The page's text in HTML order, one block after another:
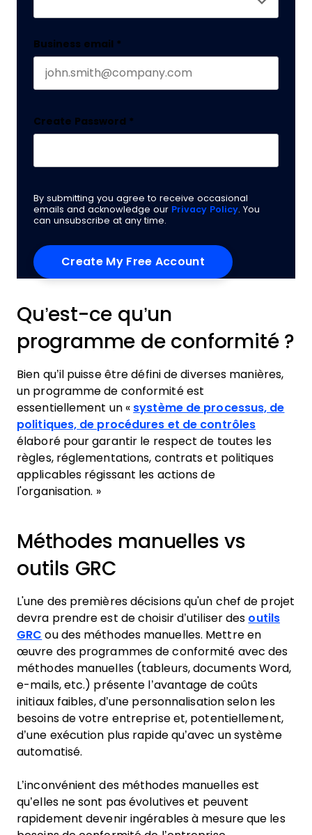
Business email *
Create Password *
By submitting you agree to receive occasional
emails and acknowledge our Privacy Policy. You
can unsubscribe at any time.
Qu’est-ce qu’un
programme de conformité ?
Bien qu’il puisse être défini de diverses manières,
un programme de conformité est
essentiellement un « système de processus, de
politiques, de procédures et de contrôles
élaboré pour garantir le respect de toutes les
règles, réglementations, contrats et politiques
applicables régissant les actions de
l'organisation. »
Méthodes manuelles vs
outils GRC
L'une des premières décisions qu'un chef de projet
devra prendre est de choisir d’utiliser des outils
GRC ou des méthodes manuelles. Mettre en
œuvre des programmes de conformité avec des
méthodes manuelles (tableurs, documents Word,
e-mails, etc.) présente l’avantage de coûts
initiaux faibles, d’une personnalisation selon les
besoins de votre entreprise et, potentiellement,
d’une exécution plus rapide qu’avec un système
automatisé.
L’inconvénient des méthodes manuelles est
qu’elles ne sont pas évolutives et peuvent
rapidement devenir ingérables à mesure que les